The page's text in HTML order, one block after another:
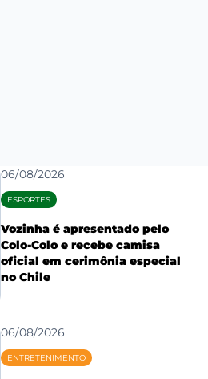
06/08/2026
ESPORTES
Vozinha é apresentado pelo
Colo-Colo e recebe camisa
oficial em cerimônia especial
no Chile
06/08/2026
ENTRETENIMENTO